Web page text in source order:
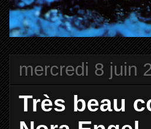
mercredi 8 juin
Très beau